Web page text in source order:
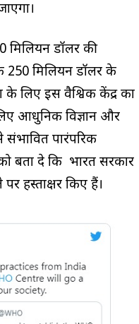
मिलियन डॉलर की
250 मिलियन डॉलर के
के लिए इस वैश्विक केंद्र का
आधुनिक विज्ञान और
संभावित पारंपरिक
बता दे कि भारत सरकार
हस्ताक्षर किए हैं।